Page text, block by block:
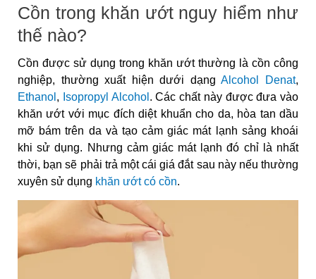
Cồn trong khăn ướt nguy hiểm như
thế nào?
Cồn được sử dụng trong khăn ướt thường là cồn công
nghiệp, thường xuất hiện dưới dạngAlcohol Denat,
Ethanol , Isopropyl Alcohol . Các chất này được đưa vào
khăn ướt với mục đích diệt khuẩn cho da, hòa tan dầu
mỡ bám trên da và tạo cảm giác mát lạnh sảng khoái
khi sử dụng. Nhưng cảm giác mát lạnh đó chỉ là nhất
thời, bạn sẽ phải trả một cái giá đắt sau này nếu thường
xuyên sử dụng khăn ướt có cồn.